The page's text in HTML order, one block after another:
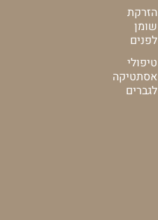
הזרקת
שומן
לפנים
טיפולי
אסתטיקה
לגברים